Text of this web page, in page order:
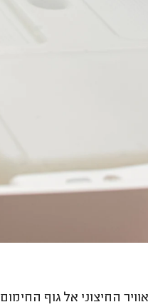
החיצוני אל גוף